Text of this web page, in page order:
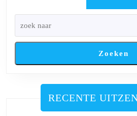
Veerle
Zoeken
RECENTE